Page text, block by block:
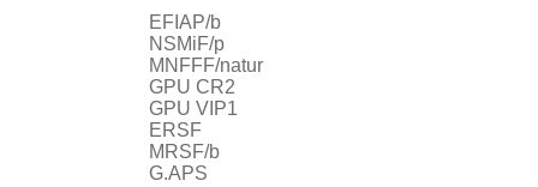
EFIAP/b
NSMiF/p
MNFFF/natur
GPU CR2
GPU VIP1
ERSF
MRSF/b
G.APS